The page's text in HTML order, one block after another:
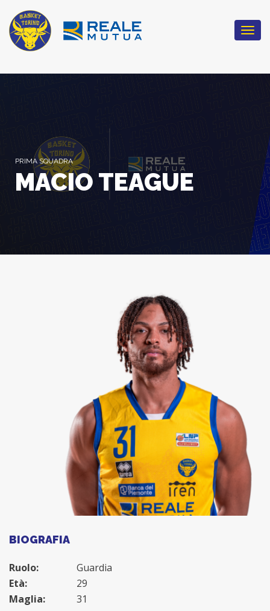
PRIMA SQUADRA
MACIO TEAGUE
BIOGRAFIA
Ruolo:
Guardia
Età:
29
Maglia:
31